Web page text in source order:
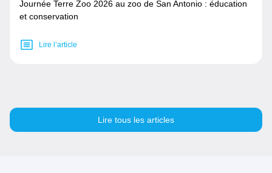
Journée Terre Zoo 2026 au zoo de San Antonio : éducation
et conservation
Lire l’article
Lire tous les articles